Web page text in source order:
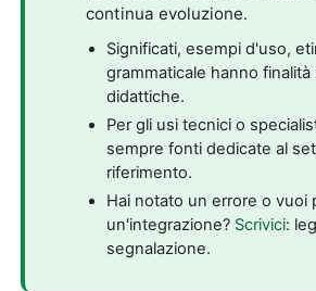
continua evoluzione.
Significati, esempi d'uso,
grammaticale hanno
didattiche.
Per gli usi tecnici o
sempre fonti dedicate al
riferimento.
Hai notato un errore o vuoi
un'integrazione? Scrivici:
segnalazione.